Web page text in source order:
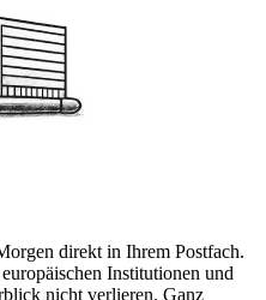
direkt in Ihrem Postfach.
Institutionen und
nicht verlieren. Ganz